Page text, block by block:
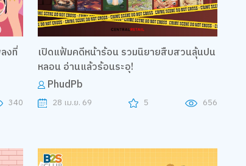
งที่
340
เปิดแฟ้มคดีหน้าร้อน รวมนิยายสืบสวนลุ้นปน
หลอน อ่านแล้วร้อนระอุ!
PhudPb
28 เม.ย. 69 5 656